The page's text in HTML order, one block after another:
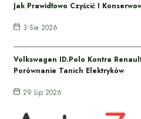
Jak Prawidłowo Czyścić I
3 Sie 2026
Volkswagen ID.Polo Kontra
Porównanie Tanich Elektryków
29 Lip 2026